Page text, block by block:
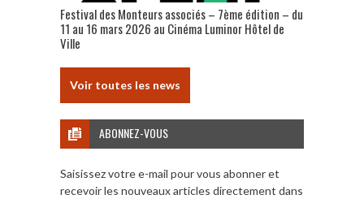
Festival des Monteurs associés – 7ème édition – du
11 au 16 mars 2026 au Cinéma Luminor Hôtel de
Ville
Voir toutes les news
ABONNEZ-VOUS
Saisissez votre e-mail pour vous abonner et
recevoir les nouveaux articles directement dans